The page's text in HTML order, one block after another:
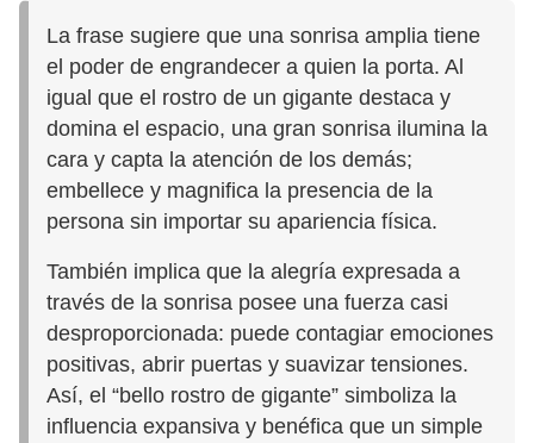
La frase sugiere que una sonrisa amplia tiene
el poder de engrandecer a quien la porta. Al
igual que el rostro de un gigante destaca y
domina el espacio, una gran sonrisa ilumina la
cara y capta la atención de los demás;
embellece y magnifica la presencia de la
persona sin importar su apariencia física.
También implica que la alegría expresada a
través de la sonrisa posee una fuerza casi
desproporcionada: puede contagiar emociones
positivas, abrir puertas y suavizar tensiones.
Así, el “bello rostro de gigante” simboliza la
influencia expansiva y benéfica que un simple